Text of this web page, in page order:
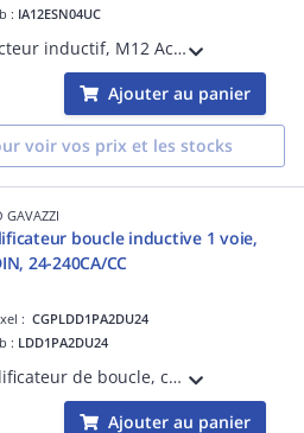
: IA12ESN04UC
Détecteur inductif, M12 Acier inoxydable, câble 2m, Sn 4mm, Montage non encastré, Corps court, Namur NC, Alimentation 7-9Vdc, Courant de sortie max 9,35mA, Fréquence commutation max 1200Hz, Température de fonctionnement -25°C - +70°C, IP67
Ajouter au panier
voir vos prix et les stocks
GAVAZZI
boucle inductive 1 voie,
24-240CA/CC
:CGPLDD1PA2DU24
: LDD1PA2DU24
Amplificateur de boucle, canal unique, rail DIN, plage 20uH-1000uH, sensibilité réglable 0,01%-1%, augmentation automatique de la sensibilité, réglage manuel et automatique de la fréquence, 4 canaux de fréquence de boucle réglables, IP20
Ajouter au panier